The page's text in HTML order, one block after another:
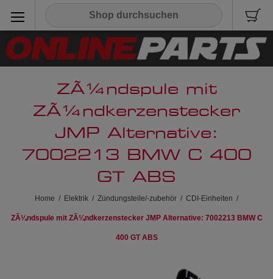
ZÃ¼ndspule mit
ZÃ¼ndkerzenstecker
JMP Alternative:
7002213 BMW C 400
GT ABS
Home / Elektrik / Zündungsteile/-zubehör / CDI-Einheiten /
ZÃ¼ndspule mit ZÃ¼ndkerzenstecker JMP Alternative: 7002213 BMW C
400 GT ABS